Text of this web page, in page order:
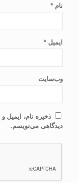
نام *
ایمیل *
وب‌سایت
ذخیره نام، ایمیل
دیدگاهی می‌نویسم.